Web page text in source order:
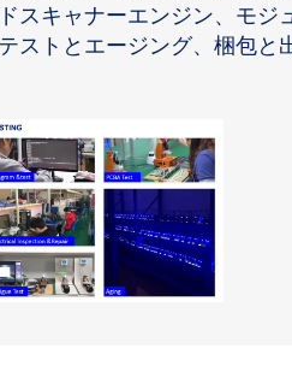
スキャナーエンジン、モジ
ストとエージング、梱包と